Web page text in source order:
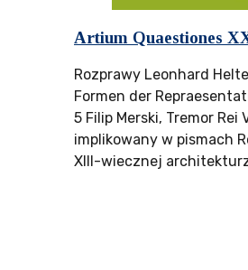
Artium Quaestiones
Rozprawy Leonhard
Formen der
5 Filip Merski, Tremor Rei
implikowany w pismach
XIII-wiecznej